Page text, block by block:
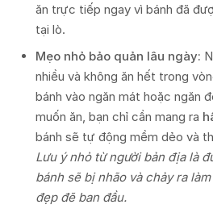
ăn trực tiếp ngay vì bánh đã
tại lò.
Mẹo nhỏ bảo quản lâu ngày:
nhiều và không ăn hết trong
bánh vào ngăn mát hoặc ngăn
muốn ăn, bạn chỉ cần mang ra
bánh sẽ tự động mềm dẻo và
Lưu ý nhỏ từ người bản địa là
bánh sẽ bị nhão và chảy ra
đẹp đẽ ban đầu.